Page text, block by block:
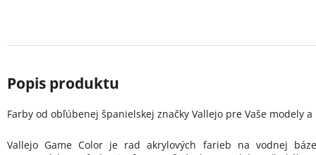
Farby od obľúbenej španielskej značky Vallejo pre Vaše modely
Vallejo Game Color je rad akrylových farieb na vodnej